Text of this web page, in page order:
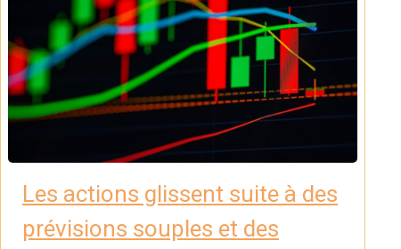
Les actions glissent suite à des
prévisions souples et des